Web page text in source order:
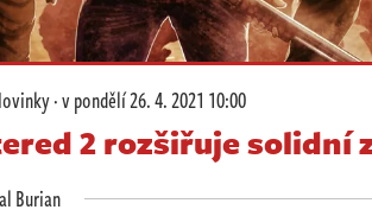
·v pondělí26. 4. 2021 10:00
2 rozšiřuje solidní
Burian